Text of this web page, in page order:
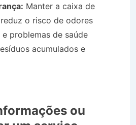
Manter a caixa de
o risco de odores
problemas de saúde
acumulados e
ou